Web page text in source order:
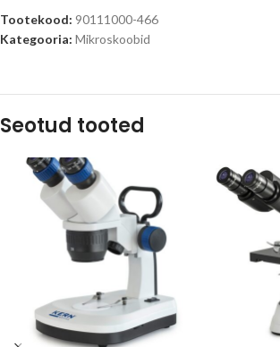
Tootekood: 90111000-466
Kategooria: Mikroskoobid
Seotud tooted